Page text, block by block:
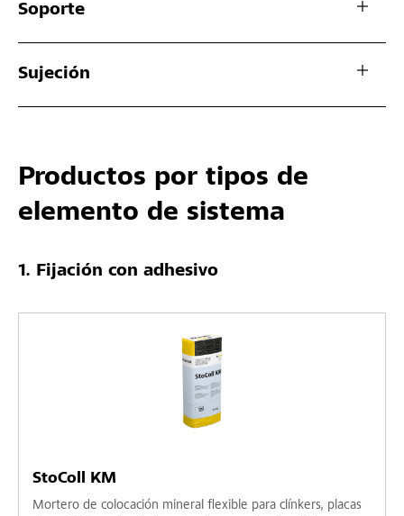
Soporte
Sujeción
Productos por tipos de
elemento de sistema
Fijación con adhesivo
StoColl KM
Mortero de colocación mineral flexible para clínkers, placas